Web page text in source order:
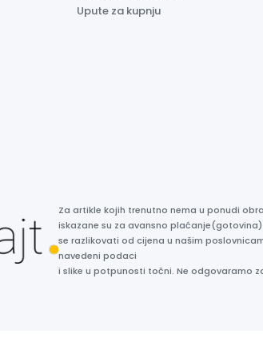
Upute za kupnju
Za artikle kojih trenutno nema u ponudi
iskazane su za avansno plaćanje(gotovina)
se razlikovati od cijena u našim
navedeni podaci
i slike u potpunosti točni. Ne odgovaramo